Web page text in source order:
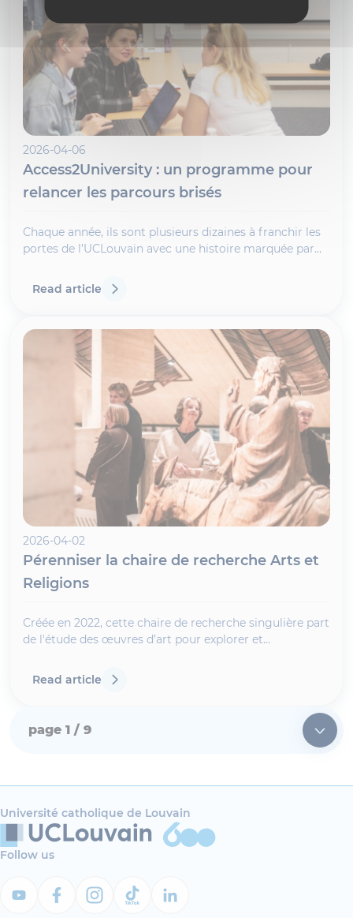
2026-04-06
Access2University : un programme pour
relancer les parcours brisés
Chaque année, ils sont plusieurs dizaines à franchir les
portes de l’UCLouvain avec une histoire marquée par
Read article
2026-04-02
Pérenniser la chaire de recherche Arts et
Religions
Créée en 2022, cette chaire de recherche singulière part
de l'étude des œuvres d’art pour explorer et
chrétienne et musulmane.
Read article
page 1 / 9
Université catholique de Louvain
Follow us